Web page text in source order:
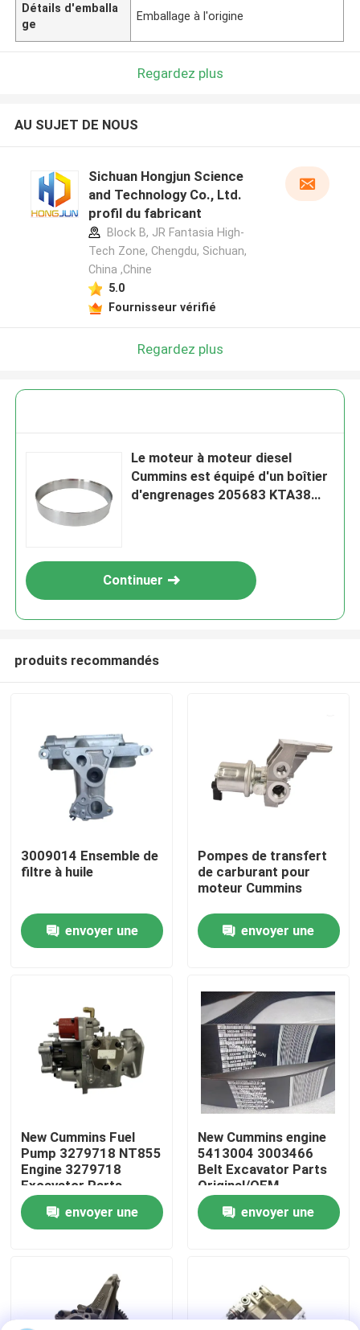
Aperçu
Produits
Visite d'usine
Contrôle de la qualité
nouvelles
Demande de soumission
Pièces de rechange de Liugong
Pièces de rechange Cummins
Détails d'emballa
ge
Emballage à l'origine
Regardez plus
AU SUJET DE NOUS
Sichuan Hongjun Science
and Technology Co., Ltd.
profil du fabricant
Block B, JR Fantasia High-
Tech Zone, Chengdu, Sichuan,
China ,Chine
5.0
Fournisseur vérifié
Regardez plus
Le moteur à moteur diesel
Cummins est équipé d'un boîtier
d'engrenages 205683 KTA38
Continuer
produits recommandés
3009014 Ensemble de
filtre à huile
envoyer une
Pompes de transfert
de carburant pour
moteur Cummins
envoyer une
New Cummins Fuel
Pump 3279718 NT855
Engine 3279718
Excavator Parts
Original/OEM
envoyer une
New Cummins engine
5413004 3003466
Belt Excavator Parts
Original/OEM
envoyer une